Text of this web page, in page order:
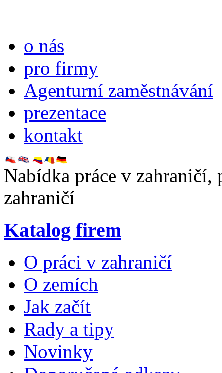
o nás
pro firmy
Agenturní zaměstnávání
prezentace
kontakt
Nabídka práce v zahraničí,
zahraničí
Katalog firem
O práci v zahraničí
O zemích
Jak začít
Rady a tipy
Novinky